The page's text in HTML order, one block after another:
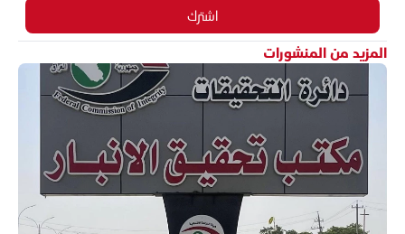
اشترك
المزيد من المنشورات